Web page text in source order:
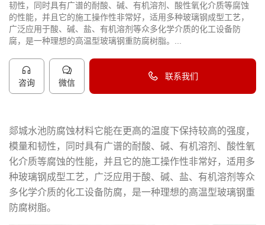
韧性，同时具有广谱的耐酸、碱、有机溶剂、酸性氧化介质等腐蚀
的性能，并且它的施工操作性非常好，适用多种玻璃钢成型工艺，
广泛应用于酸、碱、盐、有机溶剂等众多化学介质的化工设备防
腐，是一种理想的高温型玻璃钢重防腐树脂。...
咨询 微信
联系我们
郯城水池防腐蚀材料它能在更高的温度下保持较高的强度，
模量和韧性，同时具有广谱的耐酸、碱、有机溶剂、酸性氧
化介质等腐蚀的性能，并且它的施工操作性非常好，适用多
种玻璃钢成型工艺，广泛应用于酸、碱、盐、有机溶剂等众
多化学介质的化工设备防腐，是一种理想的高温型玻璃钢重
防腐树脂。